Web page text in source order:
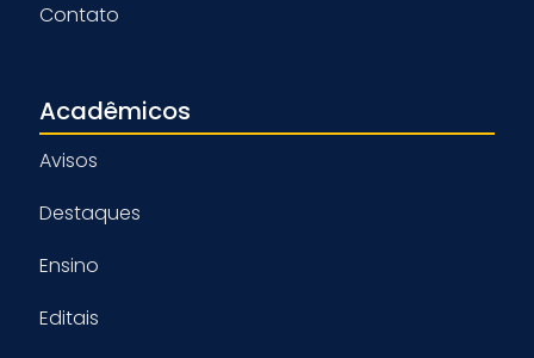
Contato
Acadêmicos
Avisos
Destaques
Ensino
Editais